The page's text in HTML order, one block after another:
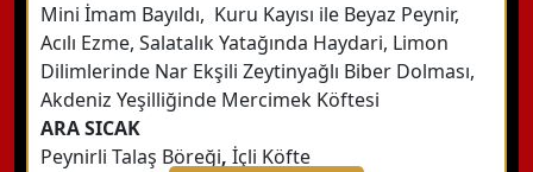
Mini İmam Bayıldı, Kuru Kayısı ile Beyaz Peynir,
Acılı Ezme, Salatalık Yatağında Haydari, Limon
Dilimlerinde Nar Ekşili Zeytinyağlı Biber Dolması,
Akdeniz Yeşilliğinde Mercimek Köftesi
ARA SICAK
Peynirli Talaş Böreği, İçli Köfte